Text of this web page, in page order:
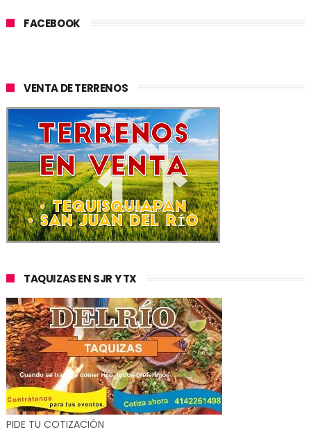
FACEBOOK
VENTA DE TERRENOS
TAQUIZAS EN SJR Y TX
PIDE TU COTIZACIÓN